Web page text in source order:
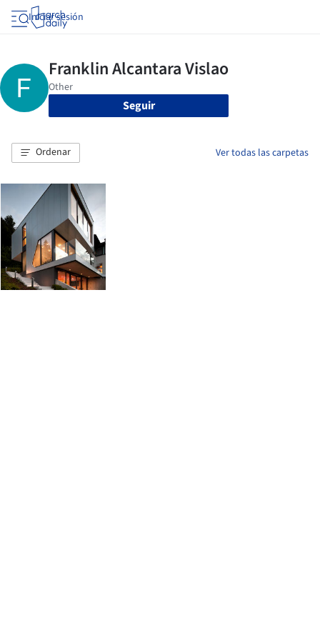
Iniciar sesión
Seguir
Ordenar Ver todas las carpetas